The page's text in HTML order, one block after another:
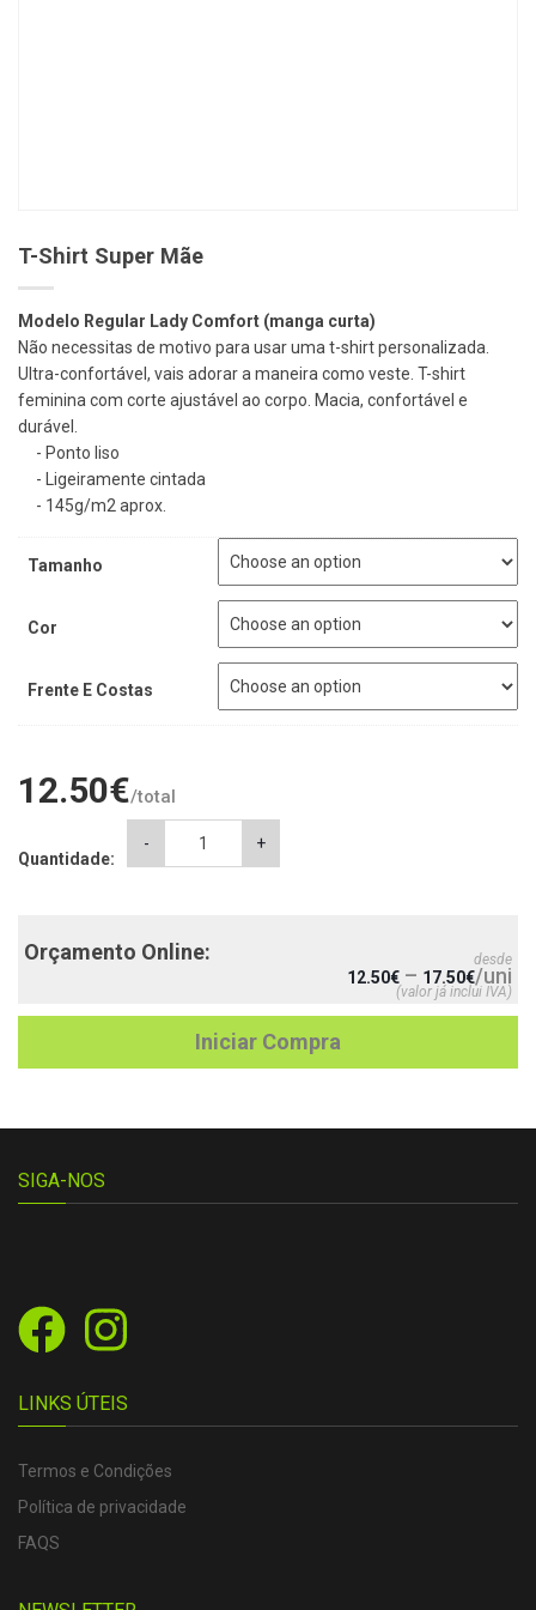
T-Shirt Super Mãe
Modelo Regular Lady Comfort (manga curta)
Não necessitas de motivo para usar uma t-shirt personalizada.
Ultra-confortável, vais adorar a maneira como veste. T-shirt
feminina com corte ajustável ao corpo. Macia, confortável e
durável.
Ponto liso
Ligeiramente cintada
145g/m2 aprox.
Tamanho
Cor
Frente E Costas
12.50€/total
Quantidade:
- +
Orçamento Online: desde
12.50€ – 17.50€/uni
(valor já inclui IVA)
Iniciar Compra
SIGA-NOS
LINKS ÚTEIS
Termos e Condições
Política de privacidade
FAQS